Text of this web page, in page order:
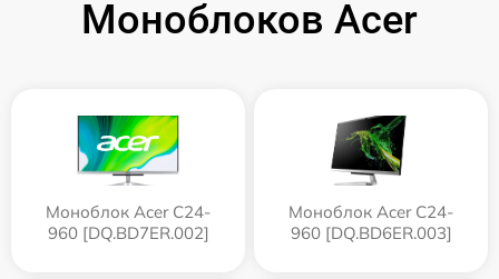
Моноблоков Acer
Моноблок Acer C24-
960 [DQ.BD7ER.002]
Моноблок Acer C24-
960 [DQ.BD6ER.003]